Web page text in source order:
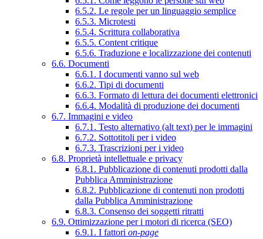
6.5.2. Le regole per un linguaggio semplice
6.5.3. Microtesti
6.5.4. Scrittura collaborativa
6.5.5. Content critique
6.5.6. Traduzione e localizzazione dei contenuti
6.6. Documenti
6.6.1. I documenti vanno sul web
6.6.2. Tipi di documenti
6.6.3. Formato di lettura dei documenti elettronici
6.6.4. Modalità di produzione dei documenti
6.7. Immagini e video
6.7.1. Testo alternativo (alt text) per le immagini
6.7.2. Sottotitoli per i video
6.7.3. Trascrizioni per i video
6.8. Proprietà intellettuale e privacy
6.8.1. Pubblicazione di contenuti prodotti dalla
Pubblica Amministrazione
6.8.2. Pubblicazione di contenuti non prodotti
dalla Pubblica Amministrazione
6.8.3. Consenso dei soggetti ritratti
6.9. Ottimizzazione per i motori di ricerca (SEO)
6.9.1. I fattori on-page